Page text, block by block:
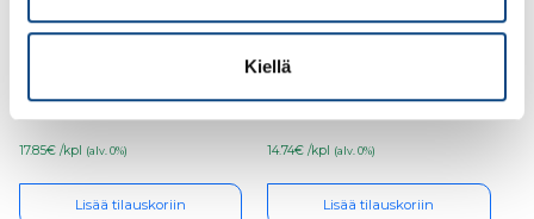
Kiellä
Hobby U-Lista
17.85€ /kpl (alv. 0%)
Lisää tilauskoriin
Hobby T-Lista
14.74€ /kpl (alv. 0%)
Lisää tilauskoriin